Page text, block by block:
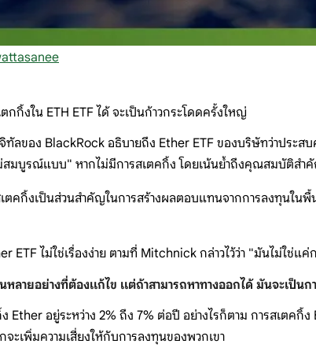
กิ้งใน ETH ETF ได้ จะเป็นก้าวกระโดดครั้งใหญ่
ของ BlackRock อธิบายถึง Ether ETF ของบริษัทว่าประส
ม่สมบูรณ์แบบ" หากไม่มีการสเตคกิ้ง โดยเน้นย้ำถึงคุณสมบัติส
ตคกิ้งเป็นส่วนสำคัญในการสร้างผลตอบแทนจากการลงทุนใ
ETF ไม่ใช่เรื่องง่าย ตามที่ Mitchnick กล่าวไว้ว่า "มันไม่ใช่
นหลายอย่างที่ต้องแก้ไข แต่ถ้าสามารถหาทางออกได้ มันจะเ
อยู่ระหว่าง 2% ถึง 7% ต่อปี อย่างไรก็ตาม การสเตค
ะเพิ่มความเสี่ยงให้กับการลงทุนของพวกเขา